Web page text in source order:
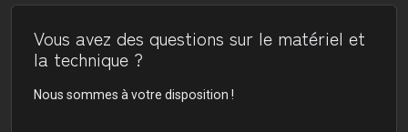
Vous avez des questions sur le matériel et
la technique ?
Nous sommes à votre disposition !